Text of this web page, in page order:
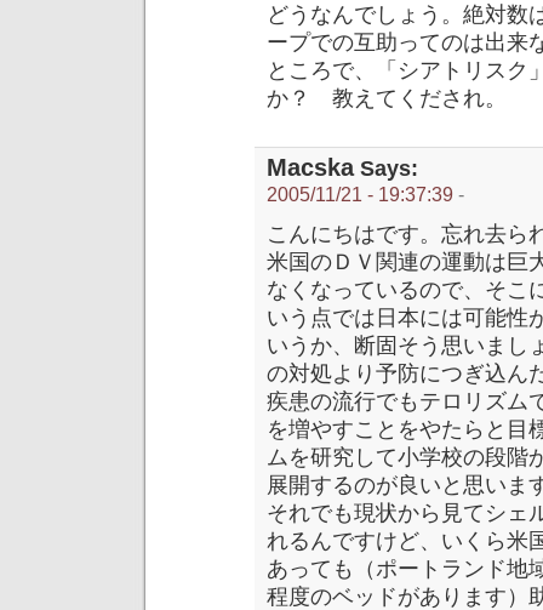
どうなんでしょう。絶対
ープでの互助ってのは出来
ところで、「シアトリス
か？ 教えてくだされ。
MacskaSays:
2005/11/21 - 19:37:39 -
こんにちはです。忘れ去ら
米国のＤＶ関連の運動は巨
なくなっているので、そこ
いう点では日本には可能性
いうか、断固そう思いまし
の対処より予防につぎ込ん
疾患の流行でもテロリズム
を増やすことをやたらと目
ムを研究して小学校の段階
展開するのが良いと思いま
それでも現状から見てシェ
れるんですけど、いくら米
あっても（ポートランド地
程度のベッドがあります）